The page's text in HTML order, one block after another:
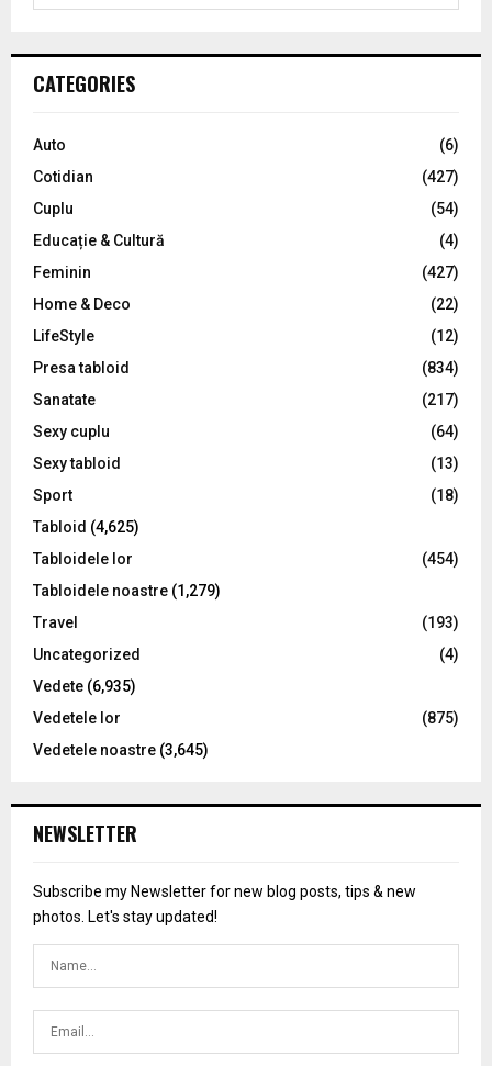
h
o
:
C
CATEGORIES
Auto
(6)
Cotidian
(427)
Cuplu
(54)
Educație & Cultură
(4)
Feminin
(427)
Home & Deco
(22)
LifeStyle
(12)
Presa tabloid
(834)
Sanatate
(217)
Sexy cuplu
(64)
Sexy tabloid
(13)
Sport
(18)
Tabloid (4,625)
Tabloidele lor
(454)
Tabloidele noastre (1,279)
Travel
(193)
Uncategorized
(4)
Vedete (6,935)
Vedetele lor
(875)
Vedetele noastre (3,645)
NEWSLETTER
Subscribe my Newsletter for new blog posts, tips & new
photos. Let's stay updated!